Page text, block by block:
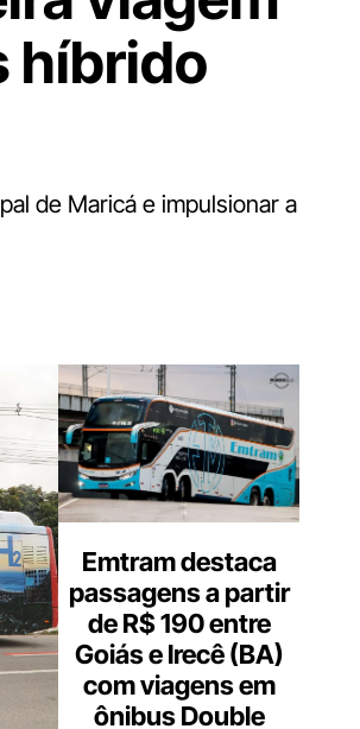
híbrido
de Maricá e impulsionar a
Emtram destaca
passagens a partir
de R$ 190 entre
Goiás e Irecê (BA)
com viagens em
ônibus Double
Digite
aqui
o
seu
e-
mail